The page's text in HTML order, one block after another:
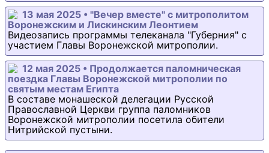
13 мая 2025 • "Вечер вместе" с митрополитом
Воронежским и Лискинским Леонтием
Видеозапись программы телеканала "Губерния" с
участием Главы Воронежской митрополии.
12 мая 2025 • Продолжается паломническая
поездка Главы Воронежской митрополии по
святым местам Египта
В составе монашеской делегации Русской
Православной Церкви группа паломников
Воронежской митрополии посетила обители
Нитрийской пустыни.